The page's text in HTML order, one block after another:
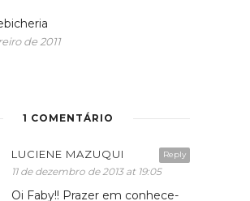
de 2011
1 COMENTÁRIO
Reply
LUCIENE MAZUQUI
11 de dezembro de 2013 at 19:05
Oi Faby!! Prazer em conhece-